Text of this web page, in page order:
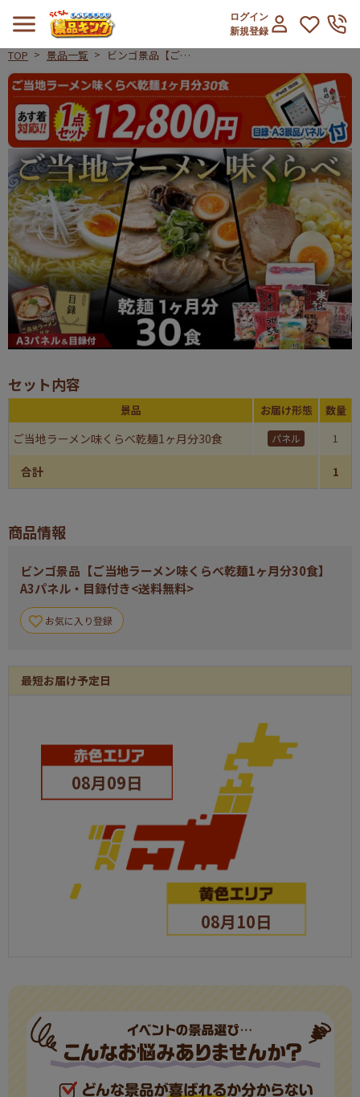
ログイン
新規登録
TOP 景品一覧
ビンゴ景品【ご当
地ラーメン味くら
べ乾麺1ヶ月分30
食】A3パネル・
目録付き<送料無
料>
ビンゴ景品【ご当地ラーメン味く
セット内容
景品 お届け形態 数量
ご当地ラーメン味くらべ乾麺1ヶ月分30食 パネル 1
合計 1
商品情報
ビンゴ景品【ご当地ラーメン味くらべ乾麺1ヶ月分30食】
A3パネル・目録付き<送料無料>
お気に入り登録
最短お届け予定日
08月09日
08月10日